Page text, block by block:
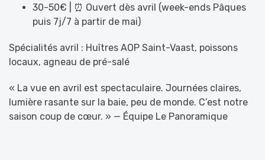
30-50€ | ⏰ Ouvert dès avril (week-ends Pâques
puis 7j/7 à partir de mai)
Spécialités avril : Huîtres AOP Saint-Vaast, poissons
locaux, agneau de pré-salé
« La vue en avril est spectaculaire. Journées claires,
lumière rasante sur la baie, peu de monde. C’est notre
saison coup de cœur. » — Équipe Le Panoramique